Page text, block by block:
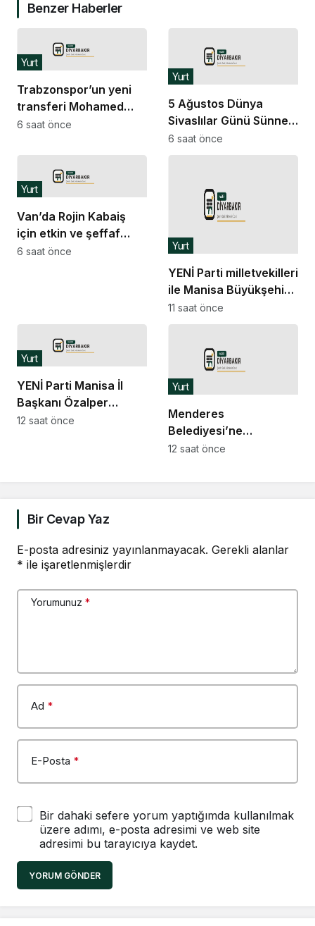
Benzer Haberler
Trabzonspor’un yeni
transferi Mohamed
Salah Trabzon’a ulaştı
Yurt
6 saat önce
5 Ağustos Dünya
Sivaslılar Günü Sünnet
Etkinliği ve Konseri
coşkuyla kutlandı
Yurt
6 saat önce
Van’da Rojin Kabaiş
için etkin ve şeffaf
soruşturma çağrısı
Yurt
6 saat önce
YENİ Parti milletvekilleri
ile Manisa Büyükşehir
Belediye Başkanı
Dutlulu’dan İlksen
alınmasına tepki
Yurt
11 saat önce
YENİ Parti Manisa İl
Başkanı Özalper
gözaltına alındı
Yurt
12 saat önce
Menderes
Belediyesi’ne
operasyon… Belediye
Yurt
12 saat önce
Bir Cevap Yaz
E-posta adresiniz yayınlanmayacak. Gerekli alanlar
* ile işaretlenmişlerdir
Yorumunuz *
Ad *
E-Posta *
Bir dahaki sefere yorum yaptığımda kullanılmak
üzere adımı, e-posta adresimi ve web site
adresimi bu tarayıcıya kaydet.
YORUM GÖNDER